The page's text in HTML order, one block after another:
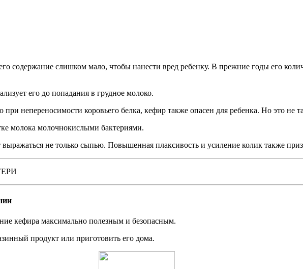
содержание слишком мало, чтобы нанести вред ребенку. В прежние годы его
его до попадания в грудное молоко.
непереносимости коровьего белка, кефир также опасен для ребенка. Но это не
молока молочнокислыми бактериями.
не только сыпью. Повышенная плаксивость и усиление колик также
кефира максимально полезным и безопасным.
продукт или приготовить его дома.